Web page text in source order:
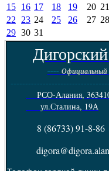
15 16 17 18 19 20 21
22
23 24 25 26 27 28
29 30 31
---- Официальный
РСО-Алания,
ул.Сталина, 19А
8 (86733) 91-8-86